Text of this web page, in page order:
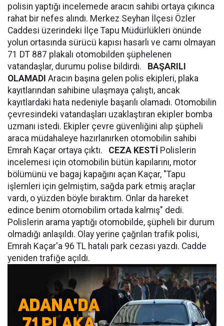
polisin yaptığı incelemede aracın sahibi ortaya çıkınca
rahat bir nefes alındı. Merkez Seyhan İlçesi Özler
Caddesi üzerindeki İlçe Tapu Müdürlükleri önünde
yolun ortasında sürücü kapısı hasarlı ve camı olmayan
71 DT 887 plakalı otomobilden şüphelenen
vatandaşlar, durumu polise bildirdi.
BAŞARILI
OLAMADI Aracın başına gelen polis ekipleri, plaka
kayıtlarından sahibine ulaşmaya çalıştı, ancak
kayıtlardaki hata nedeniyle başarılı olamadı. Otomobilin
çevresindeki vatandaşları uzaklaştıran ekipler bomba
uzmanı istedi. Ekipler çevre güvenliğini alıp şüpheli
araca müdahaleye hazırlanırken otomobilin sahibi
Emrah Kaçar ortaya çıktı. CEZA KESTİ Polislerin
incelemesi için otomobilin bütün kapılarını, motor
bölümünü ve bagaj kapağını açan Kaçar, "Tapu
işlemleri için gelmiştim, sağda park etmiş araçlar
vardı, o yüzden böyle bıraktım. Onlar da hareket
edince benim otomobilim ortada kalmış" dedi.
Polislerin arama yaptığı otomobilde, şüpheli bir durum
olmadığı anlaşıldı. Olay yerine çağrılan trafik polisi,
Emrah Kaçar'a 96 TL hatalı park cezası yazdı. Cadde
yeniden trafiğe açıldı.